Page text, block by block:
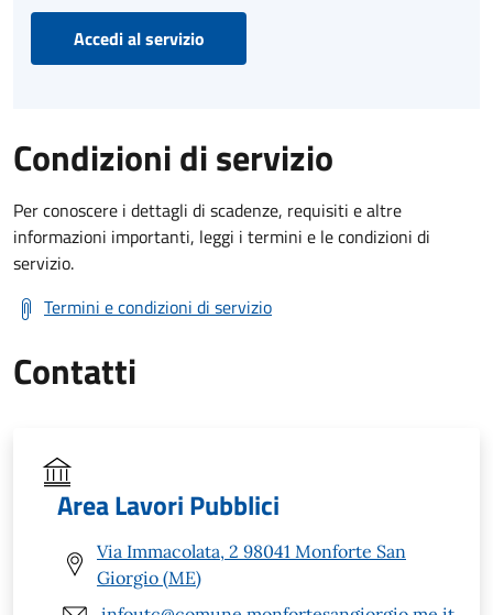
Accedi al servizio
Condizioni di servizio
Per conoscere i dettagli di scadenze, requisiti e altre
informazioni importanti, leggi i termini e le condizioni di
servizio.
Termini e condizioni di servizio
Contatti
Area Lavori Pubblici
Via Immacolata, 2 98041 Monforte San
Giorgio (ME)